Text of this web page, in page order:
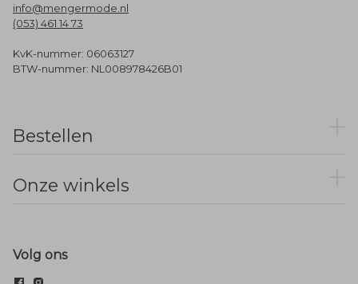
info@mengermode.nl
(053) 461 14 73
KvK-nummer: 06063127
BTW-nummer: NL008978426B01
Bestellen
Onze winkels
Volg ons